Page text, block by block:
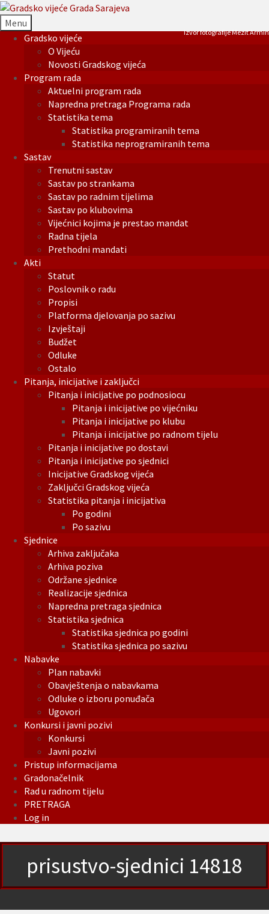
Menu
Gradsko vijeće
O Vijeću
Novosti Gradskog vijeća
Program rada
Aktuelni program rada
Napredna pretraga Programa rada
Statistika tema
Statistika programiranih tema
Statistika neprogramiranih tema
Sastav
Trenutni sastav
Sastav po strankama
Sastav po radnim tijelima
Sastav po klubovima
Vijećnici kojima je prestao mandat
Radna tijela
Prethodni mandati
Akti
Statut
Poslovnik o radu
Propisi
Platforma djelovanja po sazivu
Izvještaji
Budžet
Odluke
Ostalo
Pitanja, inicijative i zaključci
Pitanja i inicijative po podnosiocu
Pitanja i inicijative po vijećniku
Pitanja i inicijative po klubu
Pitanja i inicijative po radnom tijelu
Pitanja i inicijative po dostavi
Pitanja i inicijative po sjednici
Inicijative Gradskog vijeća
Zaključci Gradskog vijeća
Statistika pitanja i inicijativa
Po godini
Po sazivu
Sjednice
Arhiva zaključaka
Arhiva poziva
Održane sjednice
Realizacije sjednica
Napredna pretraga sjednica
Statistika sjednica
Statistika sjednica po godini
Statistika sjednica po sazivu
Nabavke
Plan nabavki
Obavještenja o nabavkama
Odluke o izboru ponuđača
Ugovori
Konkursi i javni pozivi
Konkursi
Javni pozivi
Pristup informacijama
Gradonačelnik
Rad u radnom tijelu
PRETRAGA
Log in
Izvor fotografije Mezit Armin
prisustvo-sjednici 14818